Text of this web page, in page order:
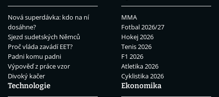
Nová superdávka: kdo na ní
dosáhne?
Sjezd sudetských Němců
Proč vláda zavádí EET?
Padni komu padni
Výpověď z práce vzor
Divoký kačer
MMA
Fotbal 2026/27
Hokej 2026
Tenis 2026
F1 2026
Atletika 2026
Cyklistika 2026
Technologie
Ekonomika